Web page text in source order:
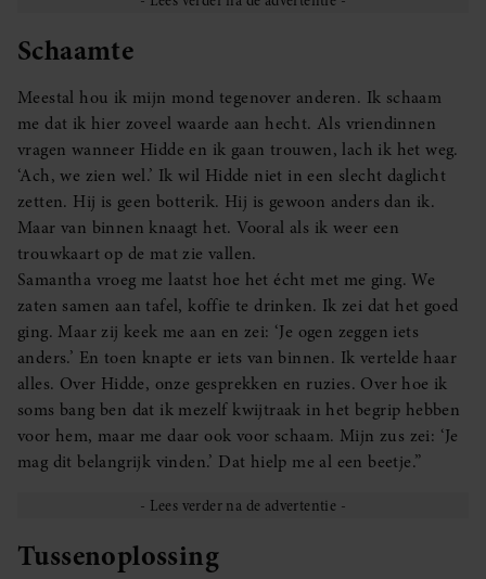
Schaamte
Meestal hou ik mijn mond tegenover anderen. Ik schaam
me dat ik hier zoveel waarde aan hecht. Als vriendinnen
vragen wanneer Hidde en ik gaan trouwen, lach ik het weg.
‘Ach, we zien wel.’ Ik wil Hidde niet in een slecht daglicht
zetten. Hij is geen botterik. Hij is gewoon anders dan ik.
Maar van binnen knaagt het. Vooral als ik weer een
trouwkaart op de mat zie vallen.
Samantha vroeg me laatst hoe het écht met me ging. We
zaten samen aan tafel, koffie te drinken. Ik zei dat het goed
ging. Maar zij keek me aan en zei: ‘Je ogen zeggen iets
anders.’ En toen knapte er iets van binnen. Ik vertelde haar
alles. Over Hidde, onze gesprekken en ruzies. Over hoe ik
soms bang ben dat ik mezelf kwijtraak in het begrip hebben
voor hem, maar me daar ook voor schaam. Mijn zus zei: ‘Je
mag dit belangrijk vinden.’ Dat hielp me al een beetje.”
Tussenoplossing